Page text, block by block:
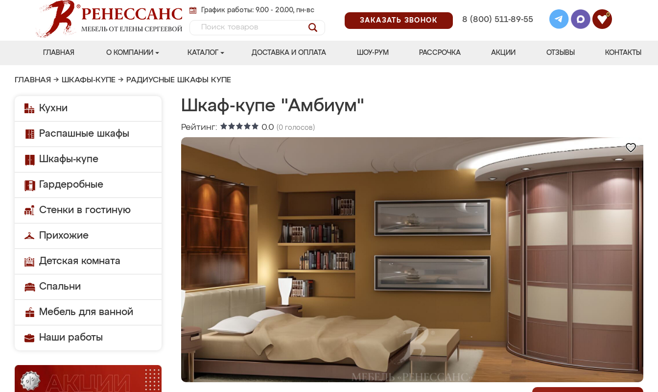
График работы: 9.00 - 20.00, пн-вс
ЗАКАЗАТЬ ЗВОНОК
8 (800) 511-89-55
0
ГЛАВНАЯ О КОМПАНИИ КАТАЛОГ ДОСТАВКА И ОПЛАТА ШОУ-РУМ РАССРОЧКА АКЦИИ ОТЗЫВЫ КОНТАКТЫ
ГЛАВНАЯ → ШКАФЫ-КУПЕ → РАДИУСНЫЕ ШКАФЫ КУПЕ
Кухни
Распашные шкафы
Шкафы-купе
Гардеробные
Стенки в гостиную
Прихожие
Детская комната
Спальни
Мебель для ванной
Наши работы
Шкаф-купе "Амбиум"
Рейтинг: 0.0 (0 голосов)